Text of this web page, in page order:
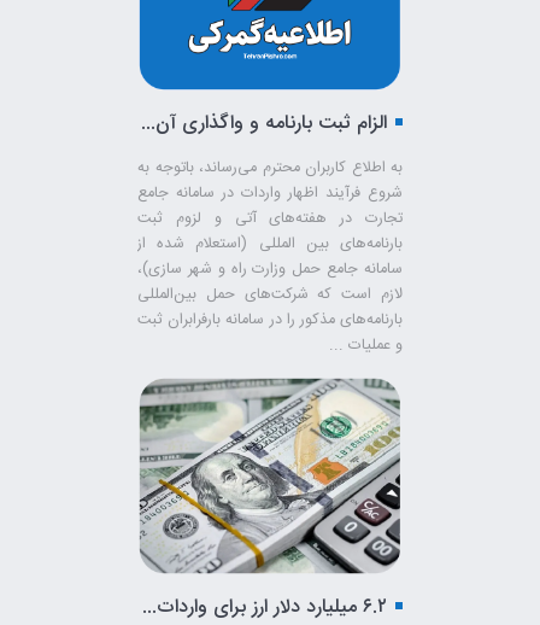
الزام ثبت بارنامه و واگذاری آن به صاحب کالا جهت استفاده در فرآیند اظهار گمرکی در سامانه جامع تجارت
به اطلاع کاربران محترم می‌رساند، باتوجه به
شروع فرآیند اظهار واردات در سامانه جامع
تجارت در هفته‌های آتی و لزوم ثبت
بارنامه‌های بین المللی (استعلام شده از
سامانه جامع حمل وزارت راه و شهر سازی)،
لازم است که شرکت‌های حمل بین‌المللی
بارنامه‌های مذکور را در سامانه بارفرابران ثبت
و عملیات ...
۶.۲ میلیارد دلار ارز برای واردات تامین شد/ پرداخت ۱.۵میلیارد دلار برای کالاهای اساسی